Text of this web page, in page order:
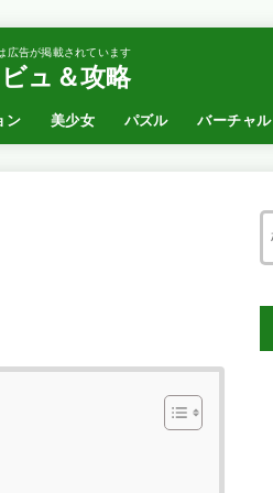
広告が掲載されています
ュ＆攻略
ン 美少女 パズル バーチャル